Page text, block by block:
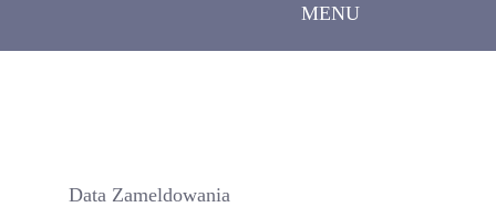
MENU
Data Zameldowania